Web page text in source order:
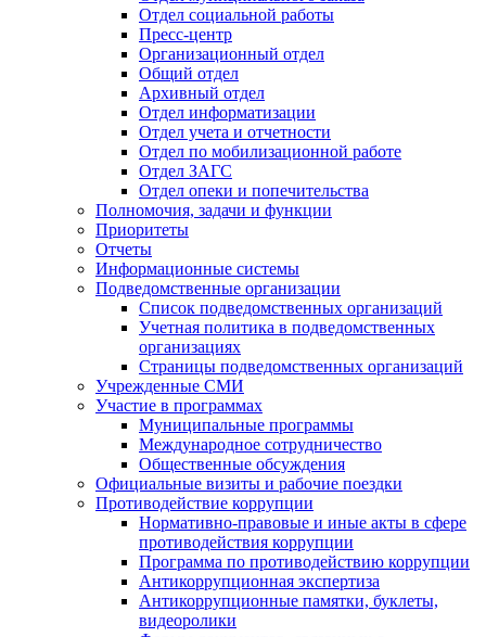
Отдел социальной работы
Пресс-центр
Организационный отдел
Общий отдел
Архивный отдел
Отдел информатизации
Отдел учета и отчетности
Отдел по мобилизационной работе
Отдел ЗАГС
Отдел опеки и попечительства
Полномочия, задачи и функции
Приоритеты
Отчеты
Информационные системы
Подведомственные организации
Список подведомственных организаций
Учетная политика в подведомственных
организациях
Страницы подведомственных организаций
Учрежденные СМИ
Участие в программах
Муниципальные программы
Международное сотрудничество
Общественные обсуждения
Официальные визиты и рабочие поездки
Противодействие коррупции
Нормативно-правовые и иные акты в сфере
противодействия коррупции
Программа по противодействию коррупции
Антикоррупционная экспертиза
Антикоррупционные памятки, буклеты,
видеоролики